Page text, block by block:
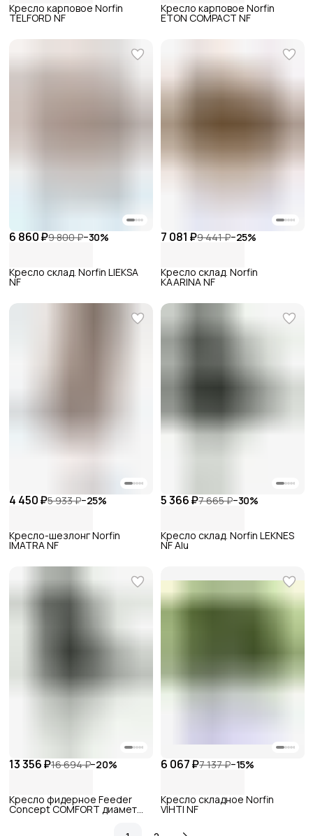
Кресло карповое Norfin
TELFORD NF
Кресло карповое Norfin
ETON COMPACT NF
6 860 ₽9 800 ₽−30%
Кресло склад. Norfin LIEKSA
NF
7 081 ₽9 441 ₽−25%
Кресло склад. Norfin
KAARINA NF
4 450 ₽5 933 ₽−25%
Кресло-шезлонг Norfin
IMATRA NF
5 366 ₽7 665 ₽−30%
Кресло склад. Norfin LEKNES
NF Alu
13 356 ₽16 694 ₽−20%
Кресло фидерное Feeder
Concept COMFORT диаметр
ноги 25мм
6 067 ₽7 137 ₽−15%
Кресло складное Norfin
VIHTI NF